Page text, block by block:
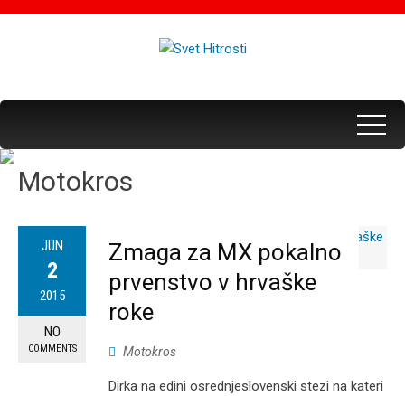
Motokros
JUN
2
2015
NO
COMMENTS
Zmaga za MX pokalno
prvenstvo v hrvaške
roke
Motokros
Dirka na edini osrednjeslovenski stezi na kateri